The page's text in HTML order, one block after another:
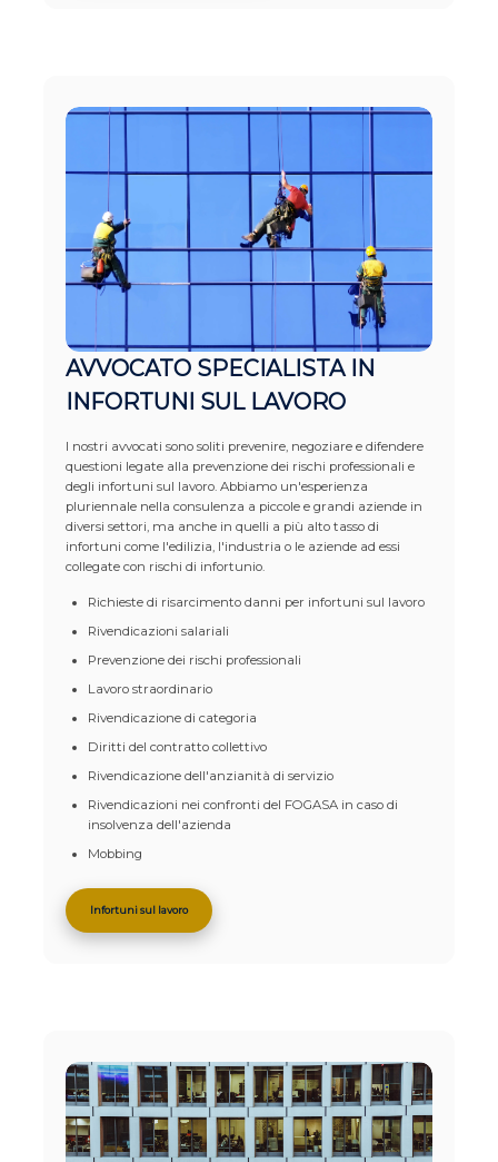
AVVOCATO SPECIALISTA IN
INFORTUNI SUL LAVORO
I nostri avvocati sono soliti prevenire, negoziare e difendere
questioni legate alla prevenzione dei rischi professionali e
degli infortuni sul lavoro. Abbiamo un'esperienza
pluriennale nella consulenza a piccole e grandi aziende in
diversi settori, ma anche in quelli a più alto tasso di
infortuni come l'edilizia, l'industria o le aziende ad essi
collegate con rischi di infortunio.
Richieste di risarcimento danni per infortuni sul lavoro
Rivendicazioni salariali
Prevenzione dei rischi professionali
Lavoro straordinario
Rivendicazione di categoria
Diritti del contratto collettivo
Rivendicazione dell'anzianità di servizio
Rivendicazioni nei confronti del FOGASA in caso di
insolvenza dell'azienda
Mobbing
Infortuni sul lavoro